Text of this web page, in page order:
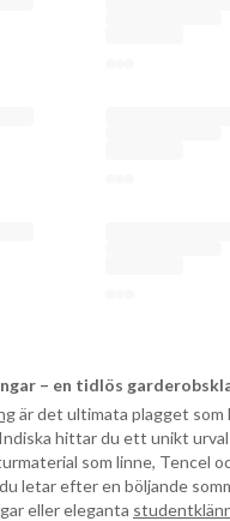
– en tidlös
är det ultimata plagget som
hittar du ett unikt urval
som linne, Tencel
letar efter en böljande
eller eleganta